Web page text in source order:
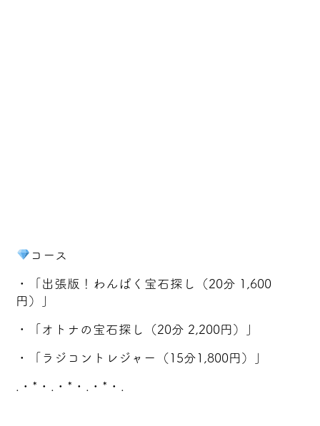
コース
・「出張版！わんぱく宝石探し（20分 1,600
円）」
・「オトナの宝石探し（20分 2,200円）」
・「ラジコントレジャー（15分1,800円）」
.・*・.・*・.・*・.